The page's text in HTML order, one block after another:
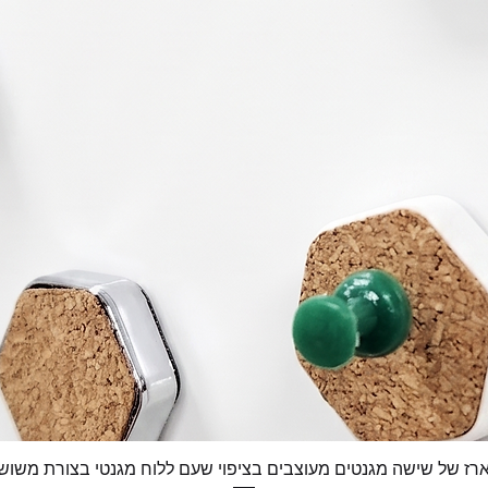
תצוגה מהירה
של שישה מגנטים מעוצבים בציפוי שעם ללוח מגנטי בצורת